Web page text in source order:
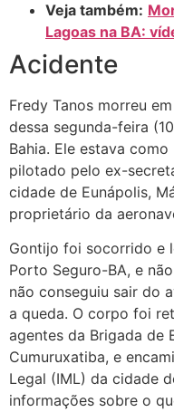
Veja também:
Lagoas na BA:
Acidente
Fredy Tanos morreu
dessa segunda-feira
Bahia. Ele estava
pilotado pelo ex-
cidade de Eunápolis,
proprietário da
Gontijo foi socorrido e
Porto Seguro-BA, e
não conseguiu sair do
a queda. O corpo foi
agentes da Brigada de
Cumuruxatiba, e
Legal (IML) da cidade
informações sobre o